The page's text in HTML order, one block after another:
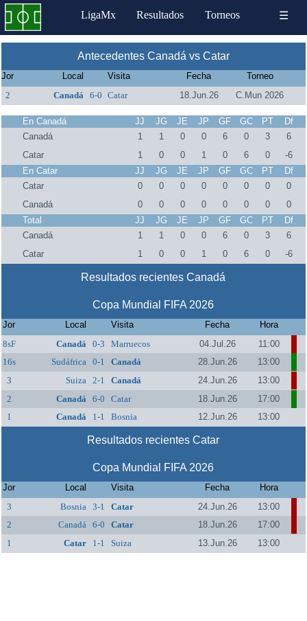
LigaMx Resultados Torneos ☰
Antecedentes Canadá vs Catar
Jor Local Visita Fecha
Torneo
2
Canadá 6-0 Catar 18.Jun.26 C.Mun 2026
En Canadá JJ JG JE JP GF GC PT
Df
Canadá
1 1 0 0 6 0 3
6
Catar
1 0 0 1 0 6 0
-6
En Catar
JJ JG JE JP GF GC PT
Df
Catar
0 0 0 0 0 0 0
0
Canadá
0 0 0 0 0 0 0
0
Total
JJ JG JE JP GF GC PT
Df
Canadá
1 1 0 0 6 0 3
6
Catar
1 0 0 1 0 6 0 -6
Resultados recientes Canadá
Copa Mundial FIFA 2026
Jor Local Visita Fecha
Hora
8sF
Canadá 0-3 Marruecos 04.Jul.26
11:00
16s
Sudáfrica 0-1 Canadá 28.Jun.26
13:00
3
Suiza 2-1 Canadá 24.Jun.26
13:00
2
Canadá 6-0 Catar 18.Jun.26
17:00
1
Canadá 1-1 Bosnia 12.Jun.26 13:00
Resultados recientes Catar
Copa Mundial FIFA 2026
Jor Local Visita Fecha
Hora
3
Bosnia 3-1 Catar 24.Jun.26
13:00
2
Canadá 6-0 Catar 18.Jun.26
17:00
1
Catar 1-1 Suiza 13.Jun.26 13:00